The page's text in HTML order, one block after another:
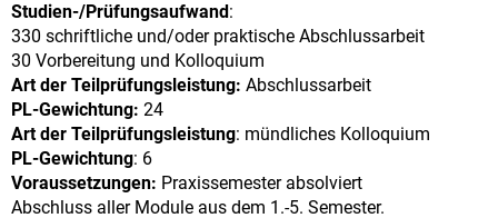
Studien-/Prüfungsaufwand :
330 schriftliche und/oder praktische Abschlussarbeit
30 Vorbereitung und Kolloquium
Art der Teilprüfungsleistung: Abschlussarbeit
PL-Gewichtung: 24
Art der Teilprüfungsleistung: mündliches Kolloquium
PL-Gewichtung: 6
Voraussetzungen: Praxissemester absolviert
Abschluss aller Module aus dem 1.-5. Semester.